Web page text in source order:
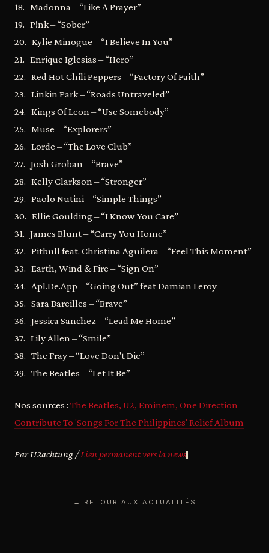
18. Madonna – “Like A Prayer”
19. P!nk – “Sober”
20. Kylie Minogue – “I Believe In You”
21. Enrique Iglesias – “Hero”
22. Red Hot Chili Peppers – “Factory Of Faith”
23. Linkin Park – “Roads Untraveled”
24. Kings Of Leon – “Use Somebody”
25. Muse – “Explorers”
26. Lorde – “The Love Club”
27. Josh Groban – “Brave”
28. Kelly Clarkson – “Stronger”
29. Paolo Nutini – “Simple Things”
30. Ellie Goulding – “I Know You Care”
31. James Blunt – “Carry You Home”
32. Pitbull feat. Christina Aguilera – “Feel This Moment”
33. Earth, Wind & Fire – “Sign On”
34. Apl.De.App – “Going Out” feat Damian Leroy
35. Sara Bareilles – “Brave”
36. Jessica Sanchez – “Lead Me Home”
37. Lily Allen – “Smile”
38. The Fray – “Love Don't Die”
39. The Beatles – “Let It Be”
Nos sources : The Beatles, U2, Eminem, One Direction
Contribute To 'Songs For The Philippines' Relief Album
Par U2achtung /Lien permanent vers la news
← RETOUR AUX ACTUALITÉS